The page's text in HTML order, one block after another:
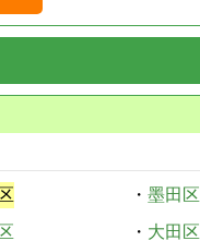
・ 墨田区
・ 大田区